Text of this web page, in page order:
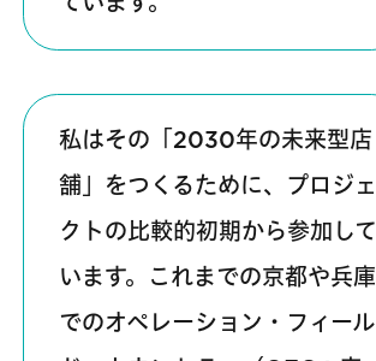
私はその「2030年の未来型店
舗」をつくるために、プロジェ
クトの比較的初期から参加して
います。これまでの京都や兵庫
でのオペレーション・フィール